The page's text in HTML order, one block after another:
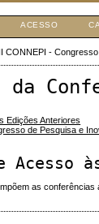
ACESSO
CONNEPI -
Edições Anteriores
de Pesquisa e
as